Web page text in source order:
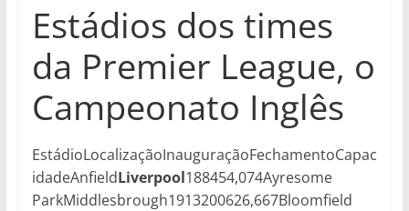
Estádios dos times
da Premier League, o
Campeonato Inglês
EstádioLocalizaçãoInauguraçãoFechamentoCapac
idadeAnfieldLiverpool188454,074Ayresome
ParkMiddlesbrough1913200626,667Bloomfield